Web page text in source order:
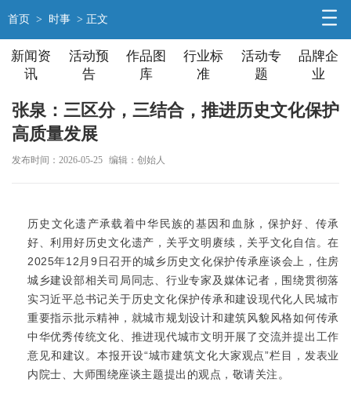
首页 > 时事 > 正文
新闻资
讯
活动预
告
作品图
库
行业标
准
活动专
题
品牌企
业
张泉：三区分，三结合，推进历史文化保护
高质量发展
发布时间：2026-05-25 编辑：创始人
历史文化遗产承载着中华民族的基因和血脉，保护好、传承
好、利用好历史文化遗产，关乎文明赓续，关乎文化自信。在
2025年12月9日召开的城乡历史文化保护传承座谈会上 ，住房
城乡建设部相关司局同志、行业专家及媒体记者，围绕贯彻落
实习近平总书记关于历史文化保护传承和建设现代化人民城市
重要指示批示精神，就城市规划设计和建筑风貌风格如何传承
中华优秀传统文化、推进现代城市文明开展了交流并提出工作
意见和建议。本报开设“城市建筑文化大家观点”栏目，发表业
内院士、大师围绕座谈主题提出的观点，敬请关注。